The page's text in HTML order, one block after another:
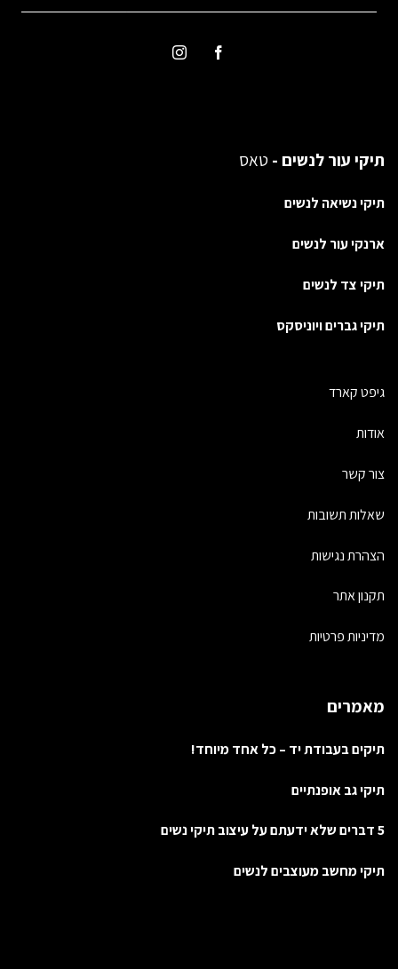
תיקי עור לנשים -טאס
תיקי נשיאה לנשים
ארנקי עור לנשים
תיקי צד לנשים
תיקי גברים ויוניסקס
גיפט קארד
אודות
צור קשר
שאלות תשובות
הצהרת נגישות
תקנון אתר
מדיניות פרטיות
מאמרים
תיקים בעבודת יד – כל אחד מיוחד!
תיקי גב אופנתיים
5 דברים שלא ידעתם על עיצוב תיקי נשים
תיקי מחשב מעוצבים לנשים